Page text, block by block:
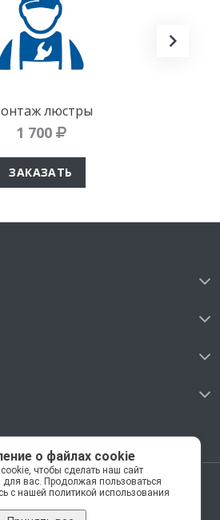
люстры
1 700
ЗАКАЗАТЬ
Все права защищены
о файлах cookie
чтобы сделать наш сайт
вас. Продолжая пользоваться
с нашей политикой использования